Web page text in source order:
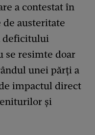
a contestat în
austeritate
deficitului
se resimte doar
unei părți a
impactul direct
și